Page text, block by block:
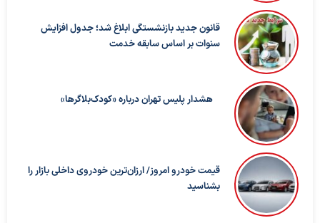
قانون جدید بازنشستگی ابلاغ شد؛ جدول افزایش
سنوات بر اساس سابقه خدمت
هشدار پلیس تهران درباره «کودک‌بلاگرها»
قیمت خودرو امروز/ ارزان‌ترین خودروی داخلی بازار را
بشناسید